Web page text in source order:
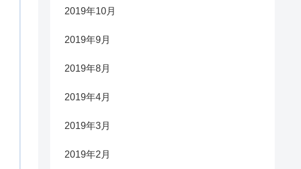
2019年10月
2019年9月
2019年8月
2019年4月
2019年3月
2019年2月